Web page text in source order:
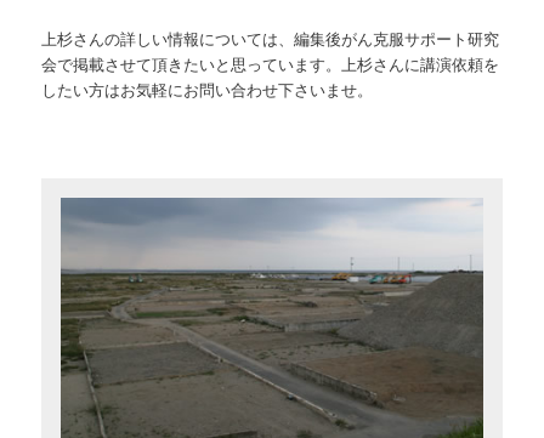
上杉さんの詳しい情報については、編集後がん克服サポート研究
会で掲載させて頂きたいと思っています。上杉さんに講演依頼を
したい方はお気軽にお問い合わせ下さいませ。